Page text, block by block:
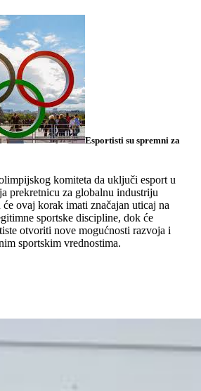
Esportisti su spremni za
komiteta da uključi esport u
prekretnicu za globalnu industriju
ovaj korak imati značajan uticaj na
sportske discipline, dok će
otvoriti nove mogućnosti razvoja i
sportskim vrednostima.